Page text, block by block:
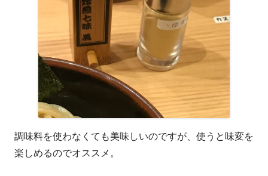
調味料を使わなくても美味しいのですが、使うと味変を
楽しめるのでオススメ。